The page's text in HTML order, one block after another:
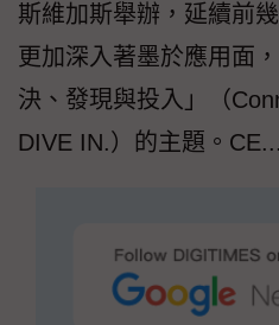
斯維加斯舉辦，延續前
更加深入著墨於應用面
決、發現與投入」（
DIVE IN.）的主題。CE...